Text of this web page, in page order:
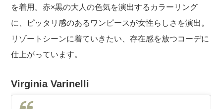
を着用。赤×黒の大人の色気を演出するカラーリング
に、ピッタリ感のあるワンピースが女性らしさを演出。
リゾートシーンに着ていきたい、存在感を放つコーデに
仕上がっています。
Virginia Varinelli